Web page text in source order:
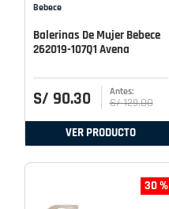
Bebece
Balerinas De Mujer Bebece
262019-107Q1 Avena
S/ 90.30 S/ 129.00
VER PRODUCTO
30 %